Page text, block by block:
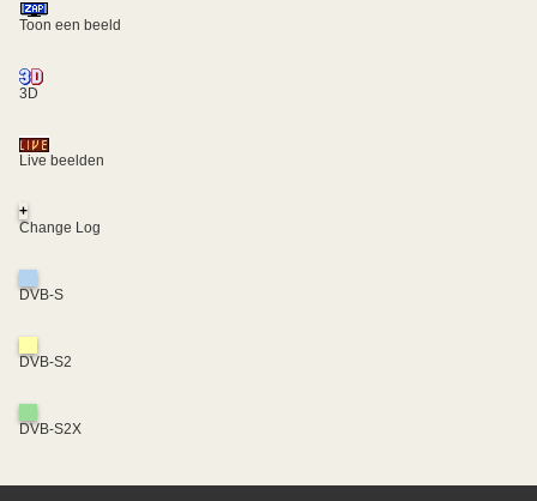
Toon een beeld
3D
Live beelden
+
Change Log
DVB-S
DVB-S2
DVB-S2X